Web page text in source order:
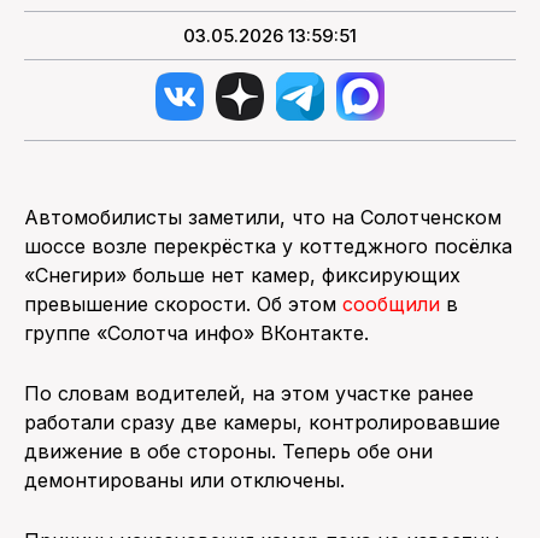
03.05.2026 13:59:51
Автомобилисты заметили, что на Солотченском
шоссе возле перекрёстка у коттеджного посёлка
«Снегири» больше нет камер, фиксирующих
превышение скорости. Об этом сообщили в
группе «Солотча инфо» ВКонтакте.
По словам водителей, на этом участке ранее
работали сразу две камеры, контролировавшие
движение в обе стороны. Теперь обе они
демонтированы или отключены.